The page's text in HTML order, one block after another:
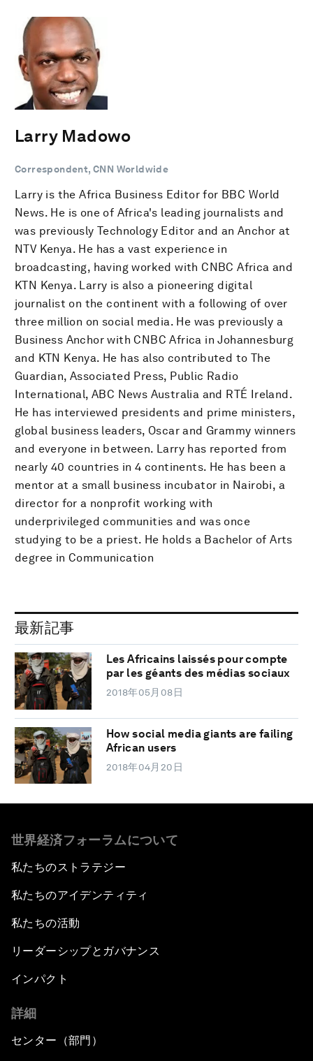
Larry Madowo
Correspondent, CNN Worldwide
Larry is the Africa Business Editor for BBC World
News. He is one of Africa's leading journalists and
was previously Technology Editor and an Anchor at
NTV Kenya. He has a vast experience in
broadcasting, having worked with CNBC Africa and
KTN Kenya. Larry is also a pioneering digital
journalist on the continent with a following of over
three million on social media. He was previously a
Business Anchor with CNBC Africa in Johannesburg
and KTN Kenya. He has also contributed to The
Guardian, Associated Press, Public Radio
International, ABC News Australia and RTÉ Ireland.
He has interviewed presidents and prime ministers,
global business leaders, Oscar and Grammy winners
and everyone in between. Larry has reported from
nearly 40 countries in 4 continents. He has been a
mentor at a small business incubator in Nairobi, a
director for a nonprofit working with
underprivileged communities and was once
studying to be a priest. He holds a Bachelor of Arts
degree in Communication
最新記事
Les Africains laissés pour compte
par les géants des médias sociaux
2018年05月08日
How social media giants are failing
African users
2018年04月20日
世界経済フォーラムについて
私たちのストラテジー
私たちのアイデンティティ
私たちの活動
リーダーシップとガバナンス
インパクト
詳細
センター（部門）